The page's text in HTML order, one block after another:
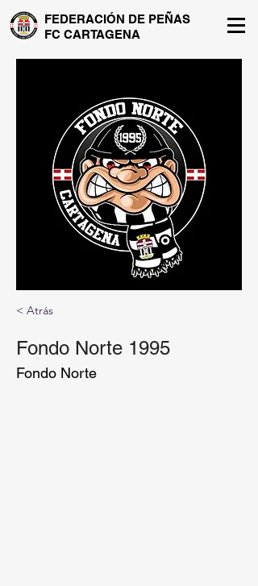
FEDERACIÓN DE PEÑAS
FC CARTAGENA
< Atrás
Fondo Norte 1995
Fondo Norte